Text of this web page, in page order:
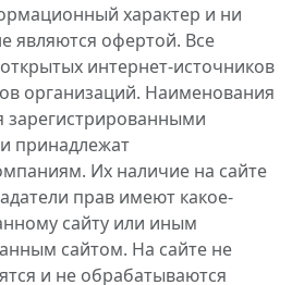
характер и ни
являются офертой. Все
интернет-источников
организаций. Наименования
зарегистрированными
принадлежат
Их наличие на сайте
прав имеют какое-
сайту или иным
сайтом. На сайте не
и не обрабатываются